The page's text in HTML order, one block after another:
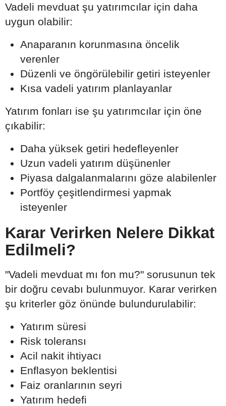
Vadeli mevduat şu yatırımcılar için daha
uygun olabilir:
Anaparanın korunmasına öncelik
verenler
Düzenli ve öngörülebilir getiri isteyenler
Kısa vadeli yatırım planlayanlar
Yatırım fonları ise şu yatırımcılar için öne
çıkabilir:
Daha yüksek getiri hedefleyenler
Uzun vadeli yatırım düşünenler
Piyasa dalgalanmalarını göze alabilenler
Portföy çeşitlendirmesi yapmak
isteyenler
Karar Verirken Nelere Dikkat
Edilmeli?
"Vadeli mevduat mı fon mu?" sorusunun tek
bir doğru cevabı bulunmuyor. Karar verirken
şu kriterler göz önünde bulundurulabilir:
Yatırım süresi
Risk toleransı
Acil nakit ihtiyacı
Enflasyon beklentisi
Faiz oranlarının seyri
Yatırım hedefi